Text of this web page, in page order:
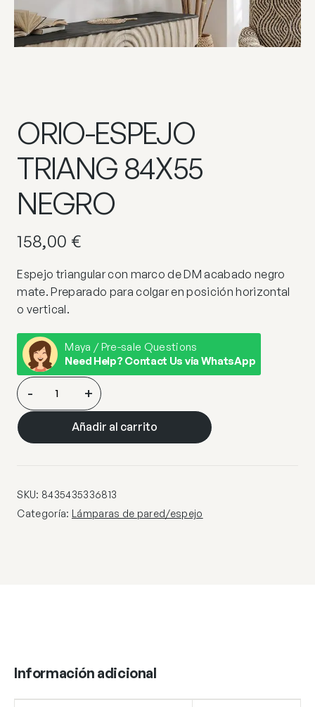
ORIO-ESPEJO
TRIANG 84X55
NEGRO
158,00 €
Espejo triangular con marco de DM acabado negro
mate. Preparado para colgar en posición horizontal
o vertical.
Maya / Pre-sale Questions
Need Help? Contact Us via WhatsApp
ORIO-
ESPEJO
TRIANG
84X55
- +
Añadir al carrito
SKU: 8435435336813
Categoría: Lámparas de pared/espejo
Información adicional